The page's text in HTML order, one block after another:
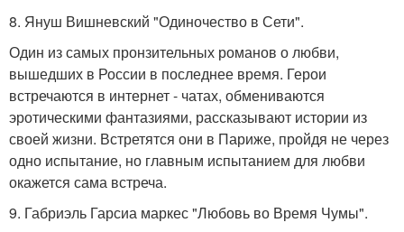
8. Януш Вишневский "Одиночество в Сети".
Один из самых пронзительных романов о любви,
вышедших в России в последнее время. Герои
встречаются в интернет - чатах, обмениваются
эротическими фантазиями, рассказывают истории из
своей жизни. Встретятся они в Париже, пройдя не через
одно испытание, но главным испытанием для любви
окажется сама встреча.
9. Габриэль Гарсиа маркес "Любовь во Время Чумы".